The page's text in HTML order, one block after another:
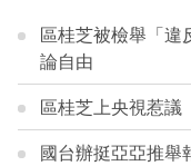
區桂芝被檢舉「
論自由
區桂芝上央視惹
國台辦挺亞亞推